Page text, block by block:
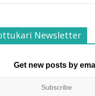
Newsletter
Get new posts by